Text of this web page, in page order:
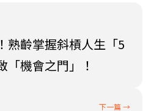
熟齡掌握斜槓人生「5
「機會之門」！